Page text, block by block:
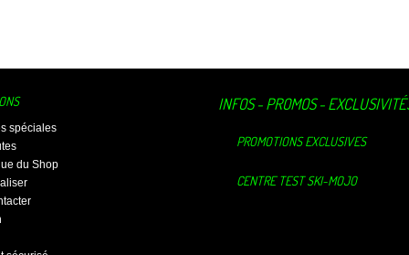
spéciales
du Shop
INFOS - PROMOS -
PROMOTIONS EXCLUSIVES
CENTRE TEST SKI-MOJO